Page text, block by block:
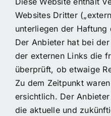
Websites Dritter
unterliegen der
Der Anbieter hat bei
der externen Links die
überprüft, ob etwaige
Zu dem Zeitpunkt
ersichtlich. Der
die aktuelle und